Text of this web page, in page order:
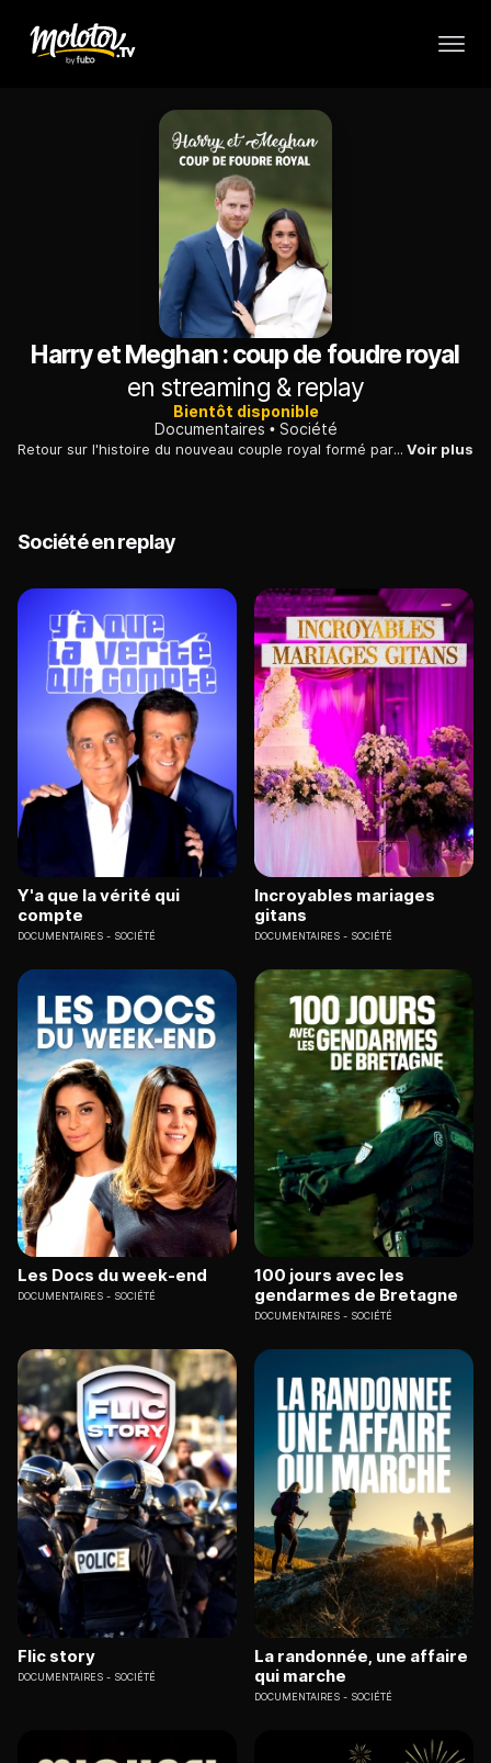
Harry et Meghan : coup de foudre royal
en streaming & replay
Bientôt disponible
Documentaires
Société
Retour sur l'histoire du nouveau couple royal formé par le prince Harry et Meghan Markle, depuis les débuts de leur romance jusqu'à l'annonce des fiançailles. Voir plus
Société en replay
Y'a que la vérité qui
compte
DOCUMENTAIRES SOCIÉTÉ
Incroyables mariages
gitans
DOCUMENTAIRES SOCIÉTÉ
Les Docs du week-end
DOCUMENTAIRES SOCIÉTÉ
100 jours avec les
gendarmes de Bretagne
DOCUMENTAIRES SOCIÉTÉ
Flic story
DOCUMENTAIRES SOCIÉTÉ
La randonnée, une affaire
qui marche
DOCUMENTAIRES SOCIÉTÉ